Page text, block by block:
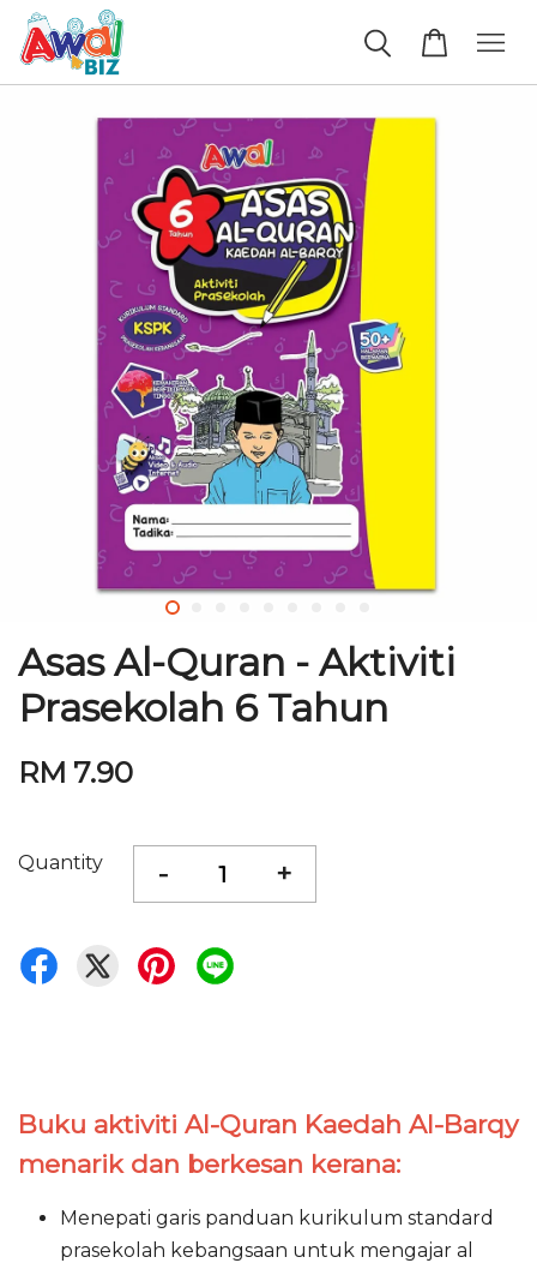
Asas Al-Quran - Aktiviti
Prasekolah 6 Tahun
RM 7.90
Quantity - +
Buku aktiviti Al-Quran Kaedah Al-Barqy
menarik dan berkesan kerana:
Menepati garis panduan kurikulum standard
prasekolah kebangsaan untuk mengajar al